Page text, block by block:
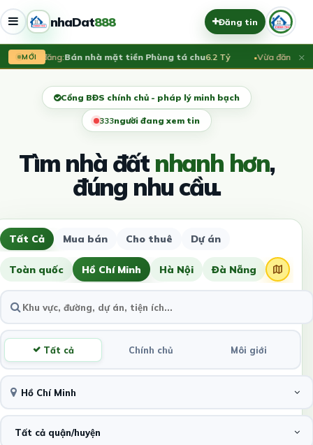
nhaDat888 Đăng tin
MỚI
Vừa đăng:Bán nhà mặt tiền Phùng tá chu6.2 Tỷ Vừa đăng:Cư×
Cổng BĐS chính chủ - pháp lý minh bạch
337người đang xem tin
Tìm nhà đấtnhanh hơn,
đúng nhu cầu.
Tất Cả Mua bán Cho thuê Dự án
Toàn quốc Hồ Chí Minh Hà Nội Đà Nẵng
Tất cả Chính chủ Môi giới
Hồ Chí Minh
Tất cả quận/huyện